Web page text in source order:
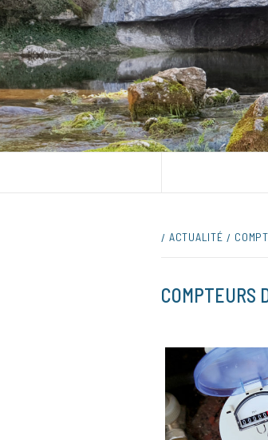
Skip
to
content
UNE VILLE
ACTUALITÉ
COMPTEURS